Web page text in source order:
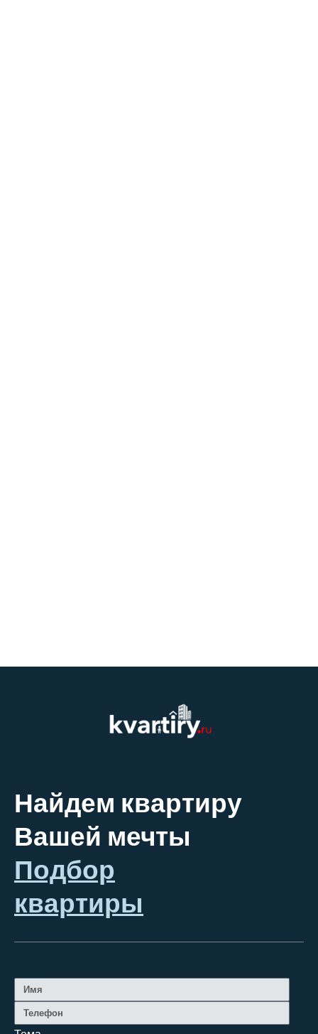
Найдем квартиру
Вашей мечты
Подбор
квартиры